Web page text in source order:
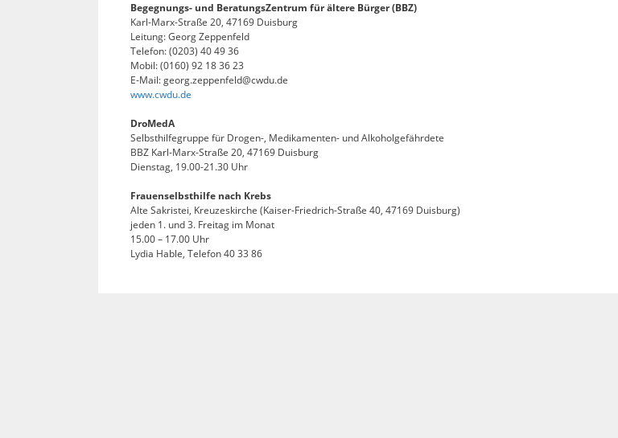
Begegnungs- und BeratungsZentrum für ältere Bürger (BBZ)
Karl-Marx-Straße 20, 47169 Duisburg
Leitung: Georg Zeppenfeld
Telefon: (0203) 40 49 36
Mobil: (0160) 92 18 36 23
E-Mail: georg.zeppenfeld@cwdu.de
www.cwdu.de
DroMedA
Selbsthilfegruppe für Drogen-, Medikamenten- und Alkoholgefährdete
BBZ Karl-Marx-Straße 20, 47169 Duisburg
Dienstag, 19.00-21.30 Uhr
Frauenselbsthilfe nach Krebs
Alte Sakristei, Kreuzeskirche (Kaiser-Friedrich-Straße 40, 47169 Duisburg)
jeden 1. und 3. Freitag im Monat
15.00 – 17.00 Uhr
Lydia Hable, Telefon 40 33 86